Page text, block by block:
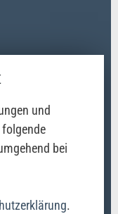
und
folgende
bei
.